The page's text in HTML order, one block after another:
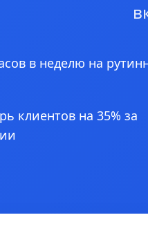
в неделю на
клиентов на 35% за